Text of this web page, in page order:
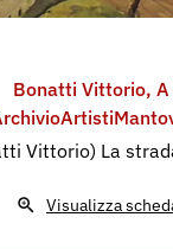
Bonatti Vittorio,
Vittorio) La
Visualizza